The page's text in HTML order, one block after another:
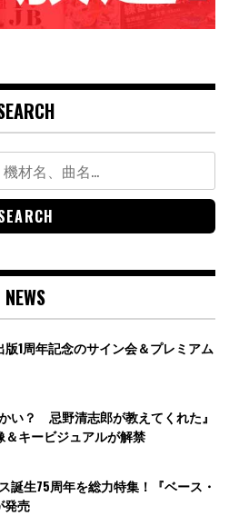
NEWS
版1周年記念のサイン会＆プレミアム
い？ 忌野清志郎が教えてくれた』
＆キービジュアルが解禁
誕生75周年を総力特集！『ベース・
発売